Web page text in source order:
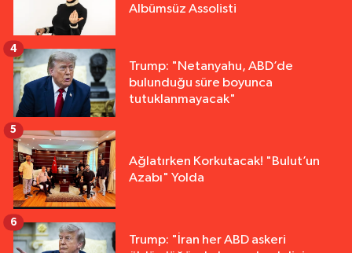
Albümsüz Assolisti
Trump: "Netanyahu, ABD’de
bulunduğu süre boyunca
tutuklanmayacak"
4
Ağlatırken Korkutacak! "Bulut’un
Azabı" Yolda
5
Trump: "İran her ABD askeri
6